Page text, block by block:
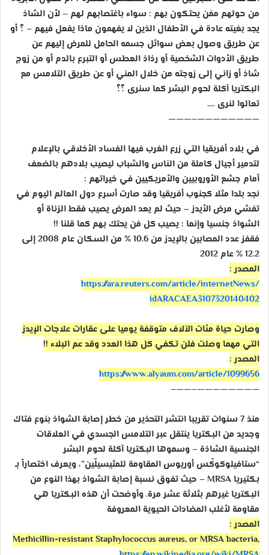
من حولهم ممَن يحتكون بهم : سواء باغتصابهم لهم – لأن الشاذ
يجد بغيته عادة في الأطفال الذين لا يفهمون ماذا يفعل فيهم – ؟ أو
عن طريق وصول بعض سوائل جسمه الحامل للمرض إليهم عن
طريق الأدوات الشخصية أو رذاذ العطس أو التبرع بالدم أو من زوج
شاذ أو زاني إلى زوجته من خلال المني أو عن طريق التلامس مع
البكتريا آكلة لحوم البشر كما سنرى ؟؟
تعالوا لنرى ….
————————–
———
في بلاد أفريقيا التي زرع الغرب فيها الفساد الأخلاقي بالإعلام
لتدمير أجيال كاملة من الناس والشباب ليصيب بلادهم بالضعف
أمام جشع الأوروبيين والأمريكيين في خيراتهم :
نجد بلدا مثلا كجنوب أفريقيا وقد صارت أسرع دول العالم اليوم في
تفشي مرض الأيدز – حيث لم يعد المرض يصيب فقط الزناة أو
الشواذ جنسيا وإنما : يصيب كل مَن يحتك بهم كما قلنا !!
فقفز عدد المصابين بالإيدز من 10.6 % من السكان عام 2008 إلى
12.2 % عام 2012
المصدر :
https://ara.reuters.com/article/internetNews/
idARACAEA3107320140402
وصارت حياة مئات الآلاف متوقفة يوميا على عقارات علاجات الإيدز
التي مهما وصلت فلن تكفي كل هذا العدد وقد عم البلاء !!
المصدر :
https://www.alyaum.com/article/1099656
————————–
——–
منذ 7 سنوات تقريبا انتشر التحذير من خطر إصابة الشواذ بنوع فتاك
وجديد من البكتريا ينتقل عبر التلامس الجسدي في العلاقات
الجنسية الشاذة – وسموها البكتريا آكلة لحوم البشر
“ستافيلوكوكّس أوريوس المقاومة للمثيسيلّين”، ويعرف اختصاراً بـ
بكتيريا MRSA – حيث تفوق نسبة إصابة الشواذ بهذا النوع من
البكتريا غيرهم بثلاثة عشر مرة. وأوضحت أن هذه البكتريا هي
مقاومة لأغلب المضادات الحيوية المعروفة
المصدر :
Methicillin-resistant Staphylococcus aureus, or MRSA bacteria,